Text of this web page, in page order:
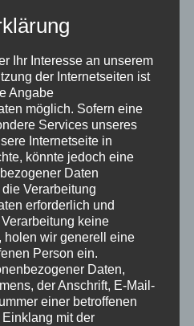
Argument für
einige Experten meinen,
Fernsehen noch immer
Sie sich doch ein eigenes
Ihr Interesse an unserem
der Internetseiten ist
Angabe
möglich. Sofern eine
Services unseres
Internetseite in
könnte jedoch eine
Daten
Verarbeitung
erforderlich und
keine
holen wir generell eine
Person ein.
Daten,
der Anschrift, E-Mail-
einer betroffenen
mit der